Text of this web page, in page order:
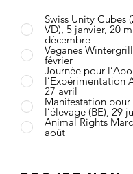
Swiss Unity Cubes
VD), 5 janvier, 20
décembre
Veganes
février
Journée pour
l’Expérimentation
27 avril
Manifestation
l’élevage (BE), 29
Animal Rights
août